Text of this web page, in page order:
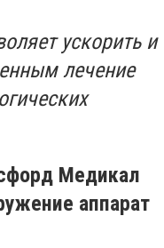
ускорить и
лечение
Медикал
аппарат